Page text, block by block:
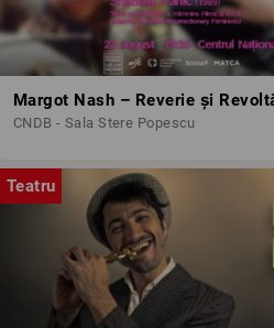
CNDB - Sala Stere Popescu
Teatru